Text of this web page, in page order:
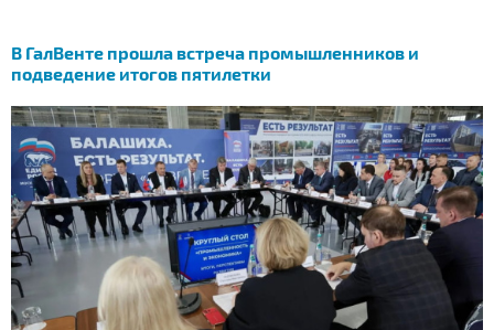
В ГалВенте прошла встреча промышленников и
подведение итогов пятилетки